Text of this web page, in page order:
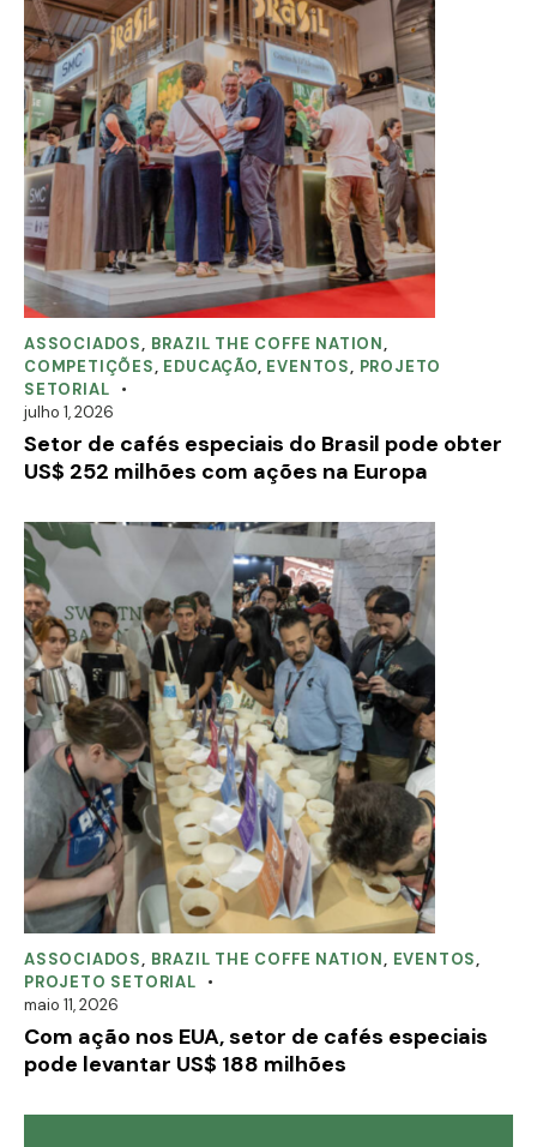
ASSOCIADOS, BRAZIL THE COFFE NATION,
COMPETIÇÕES, EDUCAÇÃO, EVENTOS, PROJETO
SETORIAL
julho 1, 2026
Setor de cafés especiais do Brasil pode obter
US$ 252 milhões com ações na Europa
ASSOCIADOS, BRAZIL THE COFFE NATION, EVENTOS,
PROJETO SETORIAL
maio 11, 2026
Com ação nos EUA, setor de cafés especiais
pode levantar US$ 188 milhões